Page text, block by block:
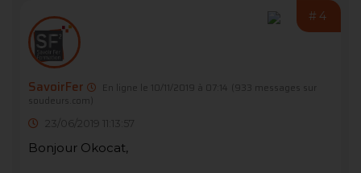
#4
SavoirFer En ligne le 10/11/2019 à 07:14
(933 messages sur
soudeurs.com)
23/06/2019 11:13:57
Bonjour Okocat,